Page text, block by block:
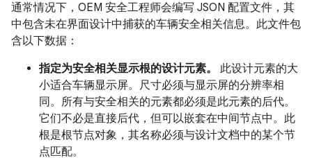
通常情况下，OEM 安全工程师会编写 JSON 配置文件，其
中包含未在界面设计中捕获的车辆安全相关信息。此文件包
含以下数据：
指定为安全相关显示根的设计元素。
此设计元素的大
小适合车辆显示屏。尺寸必须与显示屏的分辨率相
同。所有与安全相关的元素都必须是此元素的后代。
它们不必是直接后代，但可以嵌套在中间节点中。此
根是根节点对象，其名称必须与设计文档中的某个节
点匹配。